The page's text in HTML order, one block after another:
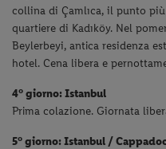
collina di Çamlıca, il punto
quartiere di Kadıköy. Nel
Beylerbeyi, antica residenza
hotel. Cena libera e
4° giorno: Istanbul
Prima colazione. Giornata
5° giorno:Istanbul /